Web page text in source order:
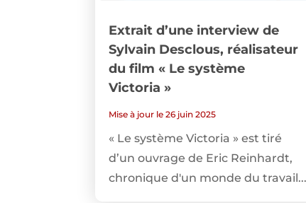
Extrait d’une interview de
Sylvain Desclous, réalisateur
du film « Le système
Victoria »
Mise à jour le 26 juin 2025
« Le système Victoria » est tiré
d’un ouvrage de Eric Reinhardt,
chronique d'un monde du travail...